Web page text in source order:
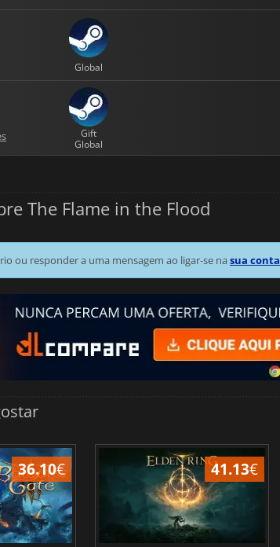
Global
Gift
Global
The Flame in the Flood
ou responder a uma mensagem ao ligar-se nasua conta
36.10€ 41.13€